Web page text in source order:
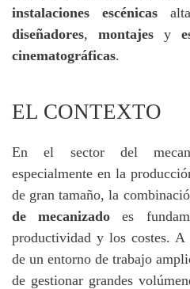
instalaciones escénicas
diseñadores, montajes y
cinematográficas.
EL CONTEXTO
En el sector del
especialmente en la
de gran tamaño, la
de mecanizadoes
productividad y los costes. A
de un entorno de trabajo
de gestionar grandes